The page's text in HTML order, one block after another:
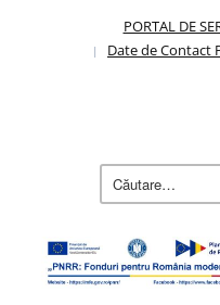
PORTAL DE
Date de Contact